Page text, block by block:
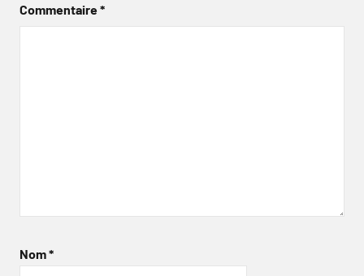
Commentaire*
Nom*